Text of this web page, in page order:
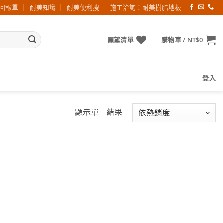
報單 耐美知識 耐美便利搜 施工洽詢：耐美樹脂地板
願望清單 購物車 / NT$0
登入
顯示單一結果